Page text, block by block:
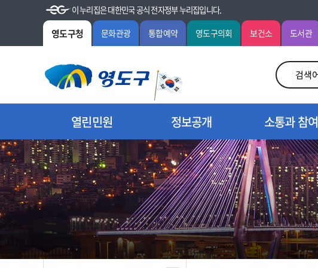
이 누리집은 대한민국 공식 전자정부 누리집입니다.
영도구청 문화관광 통합예약 영도구의회 보건소 도서관
열린민원 정보공개 소통과 참여